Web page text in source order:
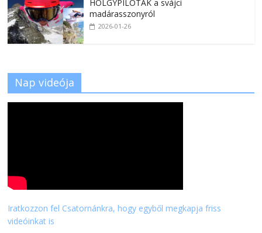
HÖLGYPILÓTÁK a svájci
madárasszonyról
2026-01-26
Nap videója
Iratkozzon fel Csatornánkra, hogy egyből megkapja friss
videóinkat is